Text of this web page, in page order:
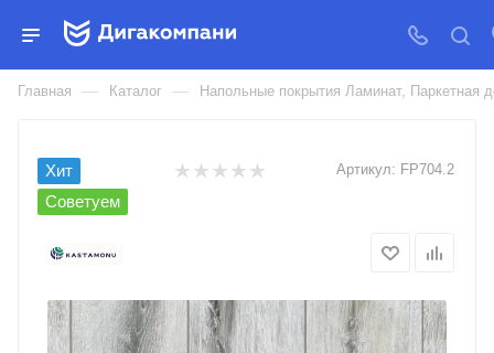
ЛАМИНАТ КАСТАМОНУ
КОЛЛЕКЦИЯ BLUE 33КЛ/8ММ/4V
Главная — Каталог — Напольные покрытия Ламинат, Паркетная
Хит
Советуем
Артикул: FP704.2